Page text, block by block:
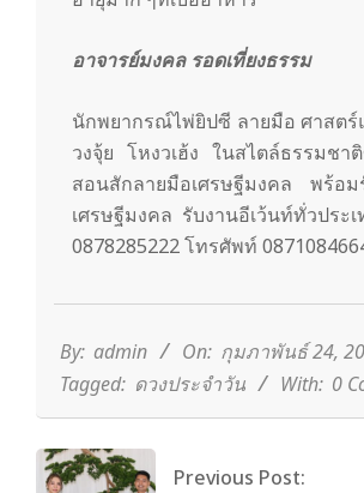
อาจารย์มงคล รอดเที่ยงธรรม
นักพยากรณ์ไพ่ยิปซี ลายมือ ศาสตร์
วงจุ้ย โหงวเฮ้ง ในสไตล์ธรรมชา
สอนสักลายมือเศรษฐีมงคล พร้อม
เศรษฐีมงคล รับงานอีเว้นท์ทั่วประ
0878285222 โทรศัพท์
24
By: admin On: กุมภาพันธ์ 24,
Tagged: ดวงประจำวัน With: 0
Previous Post: